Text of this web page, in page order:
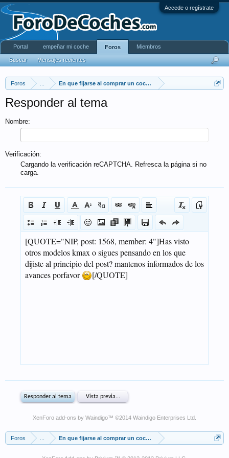
Accede o regístrate
Foros En que fijarse al comprar un coche de segunda mano.
Responder al tema
Nombre:
Verificación:
Cargando la verificación reCAPTCHA. Refresca la página si no
carga.
XenForo add-ons by Waindigo™ ©2014 Waindigo Enterprises Ltd
Foros En que fijarse al comprar un coche de segunda mano.
Portal empeñar mi coche Foros
Buscar Mensajes recientes
Miembros